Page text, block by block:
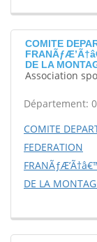
COMITE
DE LA
Association
Département:
COMITE
FEDERATION
DE LA